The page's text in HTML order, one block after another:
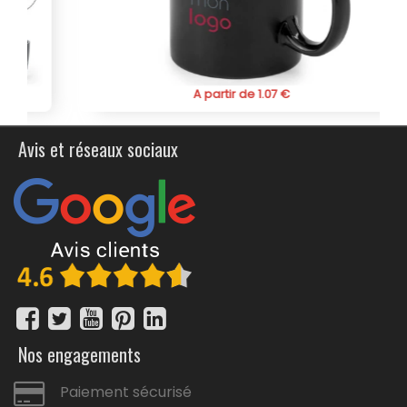
offrir à vos clients ou employés une tasse personnalisé
qui marie fonctionnalité et élégance à votre image.
A partir de 1.07 €
Avis et réseaux sociaux
Nos engagements
Paiement sécurisé